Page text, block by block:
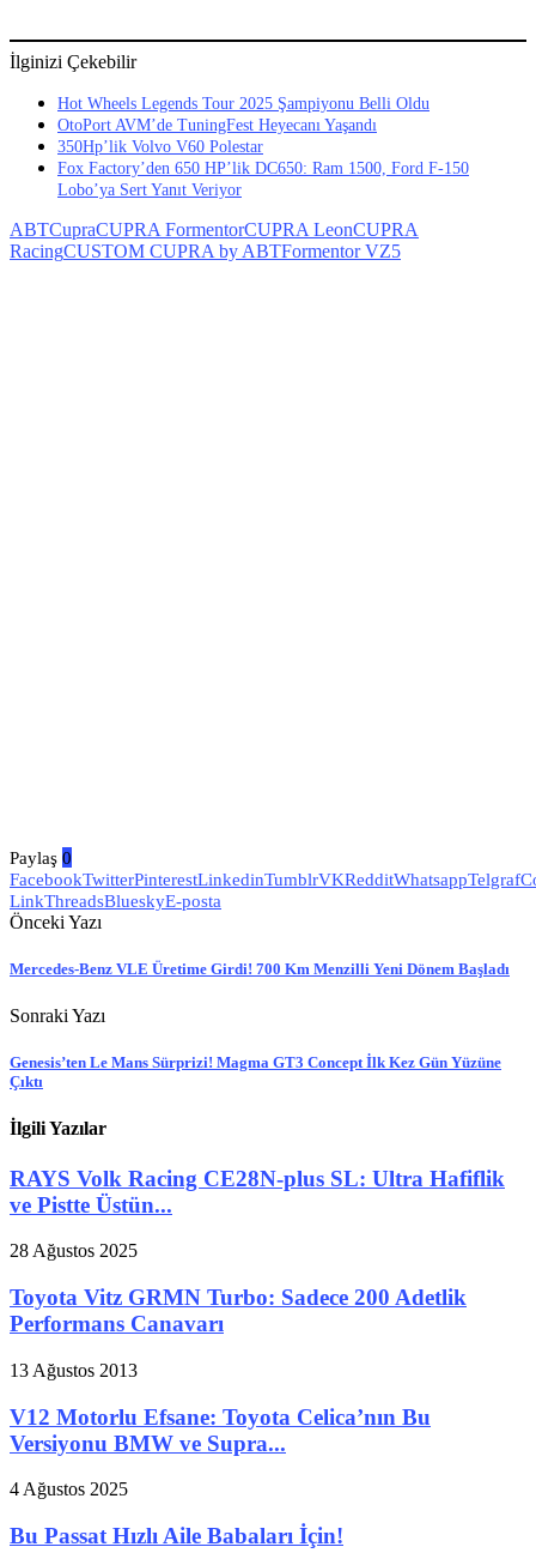
İlginizi Çekebilir
Hot Wheels Legends Tour 2025 Şampiyonu Belli Oldu
OtoPort AVM’de TuningFest Heyecanı Yaşandı
350Hp’lik Volvo V60 Polestar
Fox Factory’den 650 HP’lik DC650: Ram 1500, Ford F-150
Lobo’ya Sert Yanıt Veriyor
ABTCupraCUPRA FormentorCUPRA LeonCUPRA
RacingCUSTOM CUPRA by ABTFormentor VZ5
Paylaş 0
FacebookTwitterPinterestLinkedinTumblrVKRedditWhatsappTelgraf
LinkThreadsBlueskyE-posta
Önceki Yazı
Mercedes-Benz VLE Üretime Girdi! 700 Km Menzilli Yeni Dönem Başladı
Sonraki Yazı
Genesis’ten Le Mans Sürprizi! Magma GT3 Concept İlk Kez Gün Yüzüne
Çıktı
İlgili Yazılar
RAYS Volk Racing CE28N-plus SL: Ultra Hafiflik
ve Pistte Üstün...
28 Ağustos 2025
Toyota Vitz GRMN Turbo: Sadece 200 Adetlik
Performans Canavarı
13 Ağustos 2013
V12 Motorlu Efsane: Toyota Celica’nın Bu
Versiyonu BMW ve Supra...
4 Ağustos 2025
Bu Passat Hızlı Aile Babaları İçin!